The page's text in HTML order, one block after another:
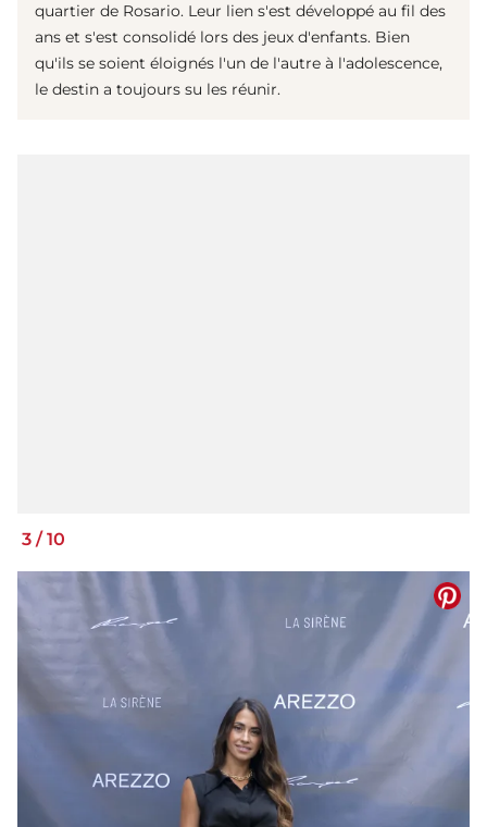
quartier de Rosario. Leur lien s'est développé au fil des
ans et s'est consolidé lors des jeux d'enfants. Bien
qu'ils se soient éloignés l'un de l'autre à l'adolescence,
le destin a toujours su les réunir.
3 /10